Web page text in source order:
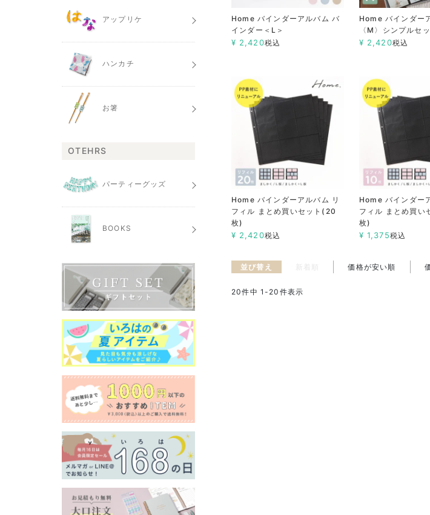
Home バインダーアルバム バ
インダー＜L＞
¥ 2,420税込
Home バインダー
〈M〉シンプルセ
¥ 2,420税込
Home バインダーアルバム リ
フィル まとめ買いセット(20
枚)
¥ 2,420税込
Home バインダー
フィル まとめ買い
枚)
¥ 1,375税込
並び替え 価格が安い順
20件中 1- 20 件表示
アップリケ
ハンカチ
お箸
OTEHRS
パーティーグッズ
BOOKS